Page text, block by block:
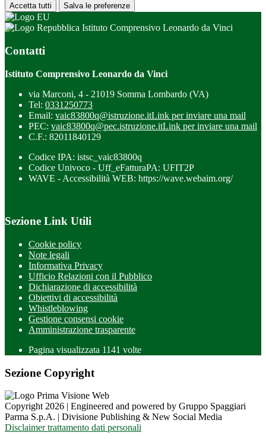
Accetta tutti Salva le preferenze
Istituto Comprensivo Leonardo da Vinci
Contatti
Istituto Comprensivo Leonardo da Vinci
via Marconi, 4 - 21019 Somma Lombardo (VA)
Tel: 0331250773
Email: vaic83800q@istruzione.itLink per inviare una mail
PEC: vaic83800q@pec.istruzione.itLink per inviare una mail
C.F.: 82011840129
Codice IPA: istsc_vaic83800q
Codice Univoco - Uff_eFatturaPA: UFIT2P
WAVE - Accessibilità WEB: https://wave.webaim.org/
Sezione Link Utili
Cookie policy
Note legali
Informativa Privacy
Ufficio Relazioni con il Pubblico
Dichiarazione di accessibilità
Obiettivi di accessibilità
Whistleblowing
Gestione consensi cookie
Amministrazione trasparente
Pagina visualizzata 1141 volte
Sezione Copyright
Copyright 2026 | Engineered and powered by Gruppo Spaggiari
Parma S.p.A. | Divisione Publishing & New Social Media
Disclaimer trattamento dati personali